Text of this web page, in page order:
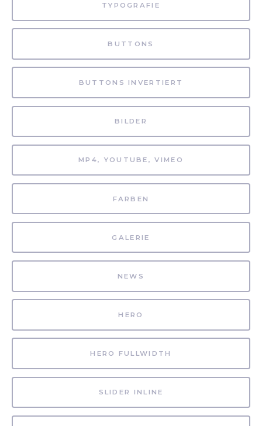
TYPOGRAFIE
BUTTONS
BUTTONS INVERTIERT
BILDER
MP4, YOUTUBE, VIMEO
FARBEN
GALERIE
NEWS
HERO
HERO FULLWIDTH
SLIDER INLINE